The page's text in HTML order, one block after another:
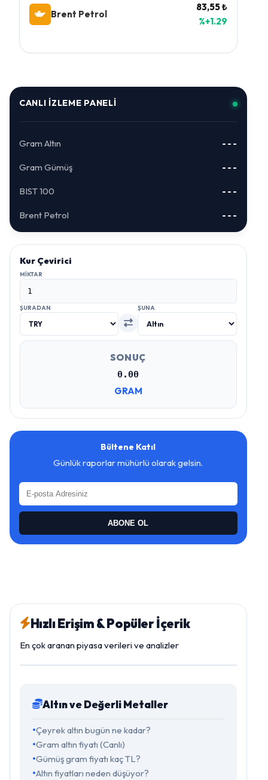
Brent Petrol
83,55 ₺
%+1.29
CANLI İZLEME PANELI
Gram Altın ---
Gram Gümüş ---
BIST 100 ---
Brent Petrol ---
Kur Çevirici
MIKTAR
ŞURADAN ŞUNA
SONUÇ
0.00
GRAM
Bültene Katıl
Günlük raporlar mühürlü olarak gelsin.
ABONE OL
Hızlı Erişim & Popüler İçerik
En çok aranan piyasa verileri ve analizler
Altın ve Değerli Metaller
Çeyrek altın bugün ne kadar?
Gram altın fiyatı (Canlı)
Gümüş gram fiyatı kaç TL?
Altın fiyatları neden düşüyor?